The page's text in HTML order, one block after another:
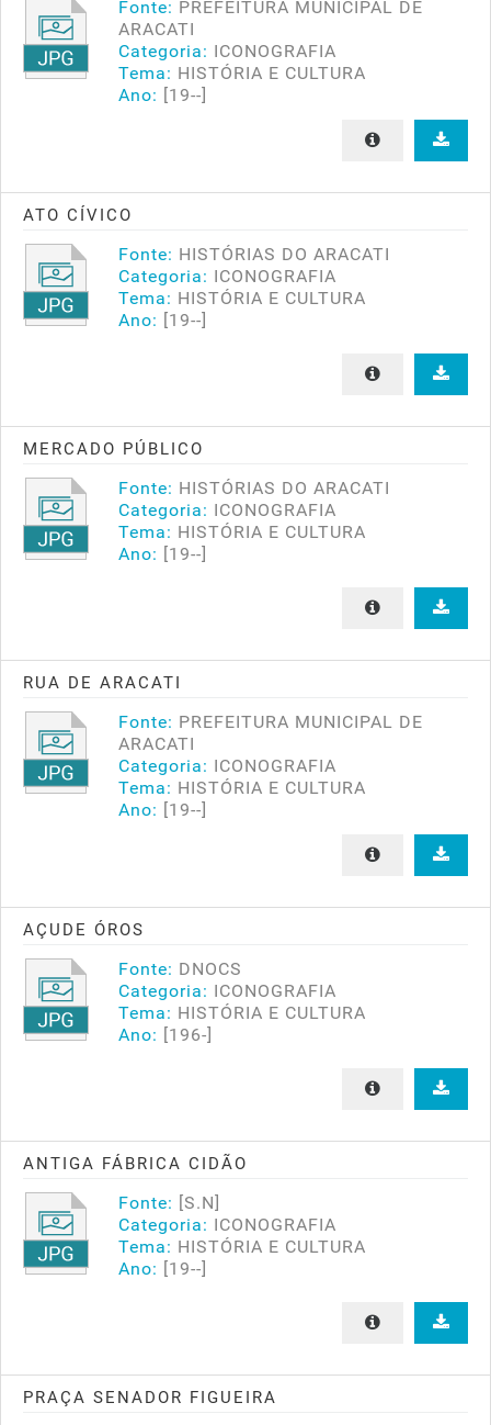
Fonte: PREFEITURA MUNICIPAL DE
ARACATI
Categoria: ICONOGRAFIA
Tema: HISTÓRIA E CULTURA
Ano: [19--]
ATO CÍVICO
Fonte: HISTÓRIAS DO ARACATI
Categoria: ICONOGRAFIA
Tema: HISTÓRIA E CULTURA
Ano: [19--]
MERCADO PÚBLICO
Fonte: HISTÓRIAS DO ARACATI
Categoria: ICONOGRAFIA
Tema: HISTÓRIA E CULTURA
Ano: [19--]
RUA DE ARACATI
Fonte: PREFEITURA MUNICIPAL DE
ARACATI
Categoria: ICONOGRAFIA
Tema: HISTÓRIA E CULTURA
Ano: [19--]
AÇUDE ÓROS
Fonte: DNOCS
Categoria: ICONOGRAFIA
Tema: HISTÓRIA E CULTURA
Ano: [196-]
ANTIGA FÁBRICA CIDÃO
Fonte: [S.N]
Categoria: ICONOGRAFIA
Tema: HISTÓRIA E CULTURA
Ano: [19--]
PRAÇA SENADOR FIGUEIRA